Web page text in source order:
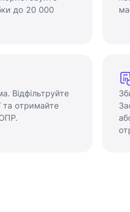
до 20 000
Відфільтруйте
та отримайте